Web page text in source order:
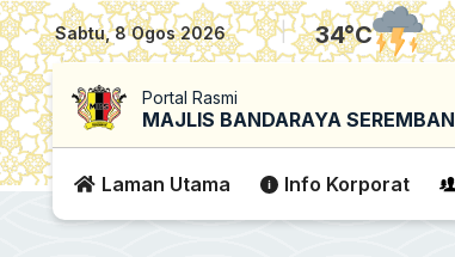
Sabtu, 8 Ogos 2026 | 34°C
Portal Rasmi
MAJLIS BANDARAYA SEREMBAN
Laman Utama Info Korporat